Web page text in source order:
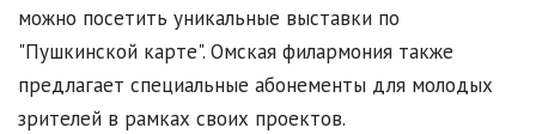
можно посетить уникальные выставки по
"Пушкинской карте". Омская филармония также
предлагает специальные абонементы для молодых
зрителей в рамках своих проектов.